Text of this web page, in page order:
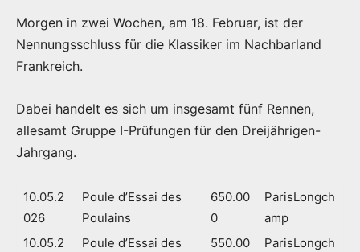
Morgen in zwei Wochen, am 18. Februar, ist der
Nennungsschluss für die Klassiker im Nachbarland
Frankreich.
Dabei handelt es sich um insgesamt fünf Rennen,
allesamt Gruppe I-Prüfungen für den Dreijährigen-
Jahrgang.
10.05.2
026
Poule d’Essai des
Poulains
650.00
0
ParisLongch
amp
10.05.2
Poule d’Essai des
550.00
ParisLongch